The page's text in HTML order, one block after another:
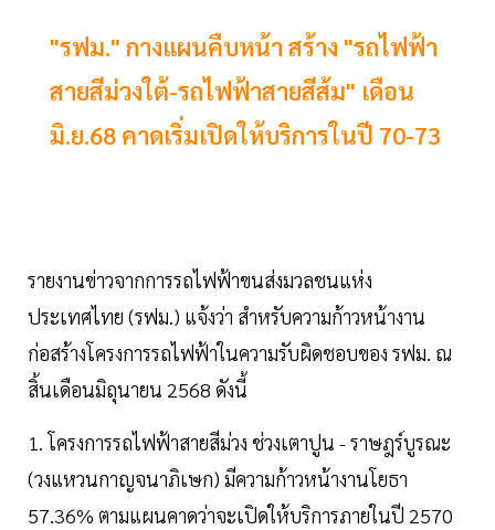
"รฟม." กางแผนคืบหน้า สร้าง "รถไฟฟ้า
สายสีม่วงใต้-รถไฟฟ้าสายสีส้ม" เดือน
มิ.ย.68 คาดเริ่มเปิดให้บริการในปี 70-73
รายงานข่าวจากการรถไฟฟ้าขนส่งมวลชนแห่ง
ประเทศไทย (รฟม.) แจ้งว่า สำหรับความก้าวหน้างาน
ก่อสร้างโครงการรถไฟฟ้าในความรับผิดชอบของ รฟม. ณ
สิ้นเดือนมิถุนายน 2568 ดังนี้
1. โครงการรถไฟฟ้าสายสีม่วง ช่วงเตาปูน - ราษฎร์บูรณะ
(วงแหวนกาญจนาภิเษก) มีความก้าวหน้างานโยธา
57.36% ตามแผนคาดว่าจะเปิดให้บริการภายในปี 2570